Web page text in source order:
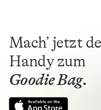
Mach’ jetzt
Handy zum
Goodie Bag.